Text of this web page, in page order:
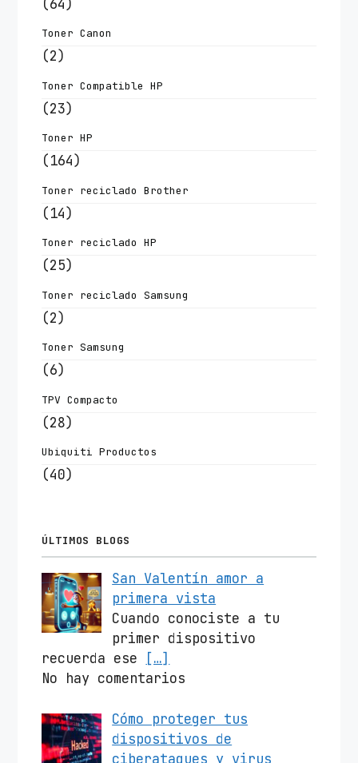
(64)
Toner Canon
(2)
Toner Compatible HP
(23)
Toner HP
(164)
Toner reciclado Brother
(14)
Toner reciclado HP
(25)
Toner reciclado Samsung
(2)
Toner Samsung
(6)
TPV Compacto
(28)
Ubiquiti Productos
(40)
ÚLTIMOS BLOGS
San Valentín amor a
primera vista
Cuando conociste a tu
primer dispositivo
recuerda ese
[…]
No hay comentarios
Cómo proteger tus
dispositivos de
ciberataques y virus